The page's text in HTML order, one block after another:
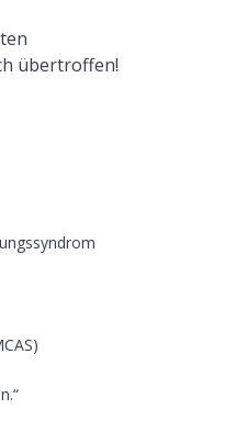
übertroffen!